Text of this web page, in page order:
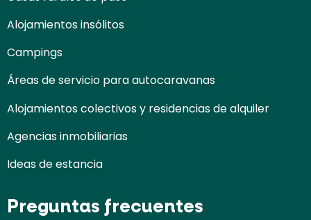
Alojamientos insólitos
Campings
Áreas de servicio para autocaravanas
Alojamientos colectivos y residencias de alquiler
Agencias inmobiliarias
Ideas de estancia
Preguntas frecuentes